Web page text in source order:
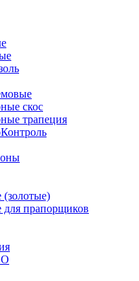
скос
трапеция
прапорщиков